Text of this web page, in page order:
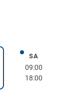
SASamstag
09:00
18:00